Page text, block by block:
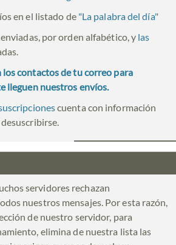
en el listado de "La palabra del día"
por orden alfabético, y las
contactos de tu correo para
lleguen nuestros envíos.
cuenta con información
servidores rechazan
nuestros mensajes. Por esta razón,
de nuestro servidor, para
elimina de nuestra lista las